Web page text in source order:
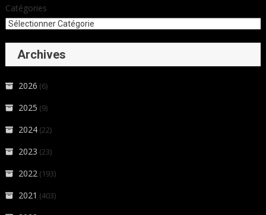
Catégories
Archives
2026 (6)
2025 (9)
2024 (22)
2023 (23)
2022 (193)
2021 (403)